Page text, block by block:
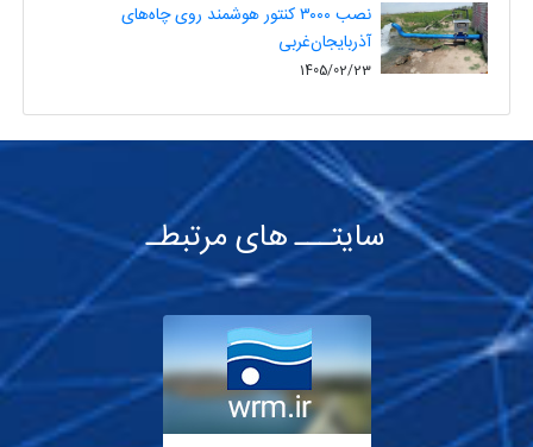
نصب ۳۰۰۰ کنتور هوشمند روی چاه‌های
آذربایجان‌غربی
1405/02/23
سایتـــ های مرتبطـ